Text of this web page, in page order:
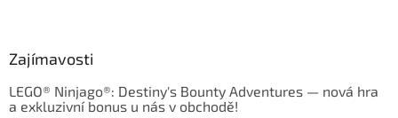
Zajímavosti
LEGO® Ninjago®: Destiny's Bounty Adventures — nová hra
a exkluzivní bonus u nás v obchodě!